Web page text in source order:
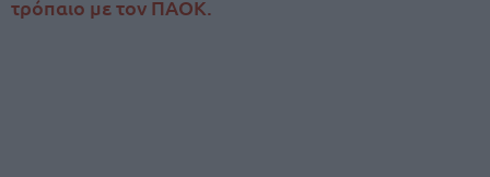
τρόπαιο με τον ΠΑΟΚ.